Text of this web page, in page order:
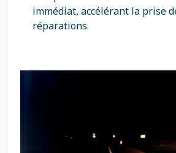
immédiat, accélérant la prise
réparations.